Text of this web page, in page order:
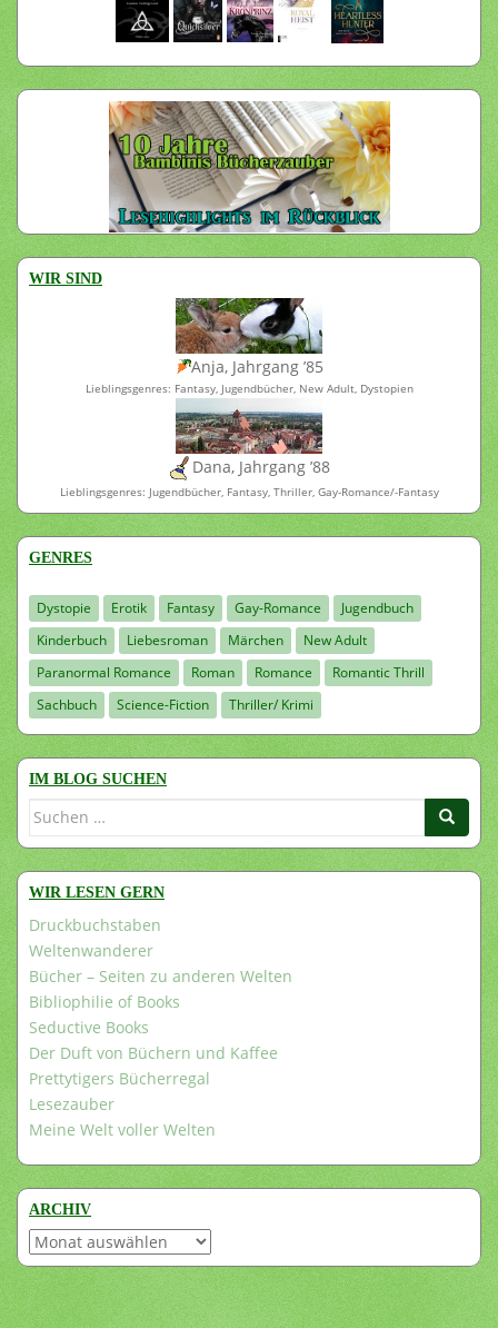
WIR SIND
Anja, Jahrgang ’85
Lieblingsgenres: Fantasy, Jugendbücher, New Adult, Dystopien
Dana, Jahrgang ’88
Lieblingsgenres: Jugendbücher, Fantasy, Thriller, Gay-Romance/-Fantasy
GENRES
Dystopie Erotik Fantasy Gay-Romance
Jugendbuch
Kinderbuch
Liebesroman Märchen
New Adult
Paranormal Romance
Roman Romance
Romantic Thrill
Sachbuch
Science-Fiction Thriller/ Krimi
IM BLOG SUCHEN
Suchen
WIR LESEN GERN
Druckbuchstaben
Weltenwanderer
Bücher – Seiten zu anderen Welten
Bibliophilie of Books
Seductive Books
Der Duft von Büchern und Kaffee
Prettytigers Bücherregal
Lesezauber
Meine Welt voller Welten
ARCHIV
Archiv